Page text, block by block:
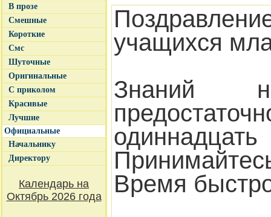
В прозе
Смешные
Короткие
Смс
Шуточные
Оригинальные
С приколом
Красивые
Лучшие
Официальные
Начальнику
Директору
Календарь на
Октябрь 2026 года
учащихся
Знаний
Время